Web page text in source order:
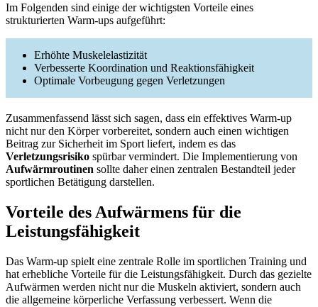
Im Folgenden sind einige der wichtigsten Vorteile eines
strukturierten Warm-ups aufgeführt:
Erhöhte Muskelelastizität
Verbesserte Koordination und Reaktionsfähigkeit
Optimale Vorbeugung gegen Verletzungen
Zusammenfassend lässt sich sagen, dass ein effektives Warm-up
nicht nur den Körper vorbereitet, sondern auch einen wichtigen
Beitrag zur Sicherheit im Sport liefert, indem es das
Verletzungsrisiko spürbar vermindert. Die Implementierung von
Aufwärmroutinen sollte daher einen zentralen Bestandteil jeder
sportlichen Betätigung darstellen.
Vorteile des Aufwärmens für die
Leistungsfähigkeit
Das Warm-up spielt eine zentrale Rolle im sportlichen Training und
hat erhebliche Vorteile für die Leistungsfähigkeit. Durch das gezielte
Aufwärmen werden nicht nur die Muskeln aktiviert, sondern auch
die allgemeine körperliche Verfassung verbessert. Wenn die